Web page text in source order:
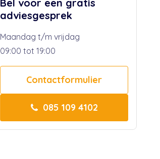
Bel voor een gratis
adviesgesprek
Maandag t/m vrijdag
09:00 tot 19:00
Contactformulier
085 109 4102